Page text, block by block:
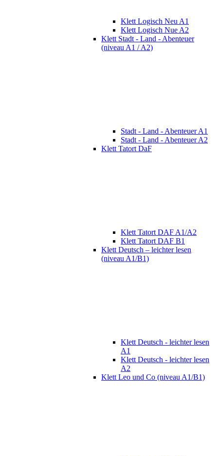
Klett Logisch Neu A1
Klett Logisch Nue A2
Klett Stadt - Land - Abenteuer
(niveau A1 / A2)
Stadt - Land - Abenteuer A1
Stadt - Land - Abenteuer A2
Klett Tatort DaF
Klett Tatort DAF A1/A2
Klett Tatort DAF B1
Klett Deutsch – leichter lesen
(niveau A1/B1)
Klett Deutsch - leichter lesen
A1
Klett Deutsch - leichter lesen
A2
Klett Leo und Co (niveau A1/B1)